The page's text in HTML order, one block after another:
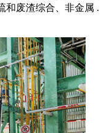
和废渣综合、非金属 .